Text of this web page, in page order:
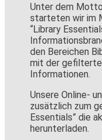
Unter dem Motto
starteten wir im
“Library
den Bereichen
mit der
Informationen.
Unsere Online-
zusätzlich zum
Essentials” die
herunterladen.